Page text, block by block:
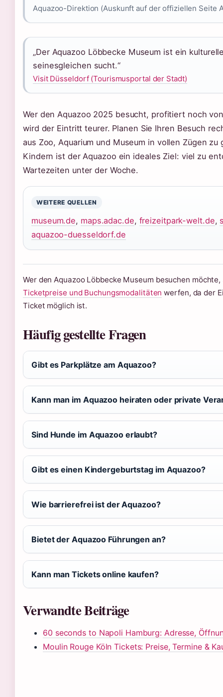
Aquazoo-Direktion (Auskunft auf der offiziellen Seite
„Der Aquazoo Löbbecke Museum ist ein
seinesgleichen sucht.“
Visit Düsseldorf (Tourismusportal der Stadt)
Wer den Aquazoo 2025 besucht, profitiert noch
wird der Eintritt teurer. Planen Sie Ihren Besuch
aus Zoo, Aquarium und Museum in vollen Zügen
Kindern ist der Aquazoo ein ideales Ziel: viel zu
Wartezeiten unter der Woche.
WEITERE QUELLEN
museum.de, maps.adac.de, freizeitpark-welt.de,
aquazoo-duesseldorf.de
Wer den Aquazoo Löbbecke Museum besuchen
Ticketpreise und Buchungsmodalitäten werfen, da der
Ticket möglich ist.
Häufig gestellte Fragen
Gibt es Parkplätze am Aquazoo?
Kann man im Aquazoo heiraten oder private
Sind Hunde im Aquazoo erlaubt?
Gibt es einen Kindergeburtstag im Aquazoo?
Wie barrierefrei ist der Aquazoo?
Bietet der Aquazoo Führungen an?
Kann man Tickets online kaufen?
Verwandte Beiträge
60 seconds to Napoli Hamburg: Adresse,
Moulin Rouge Köln Tickets: Preise, Termine &